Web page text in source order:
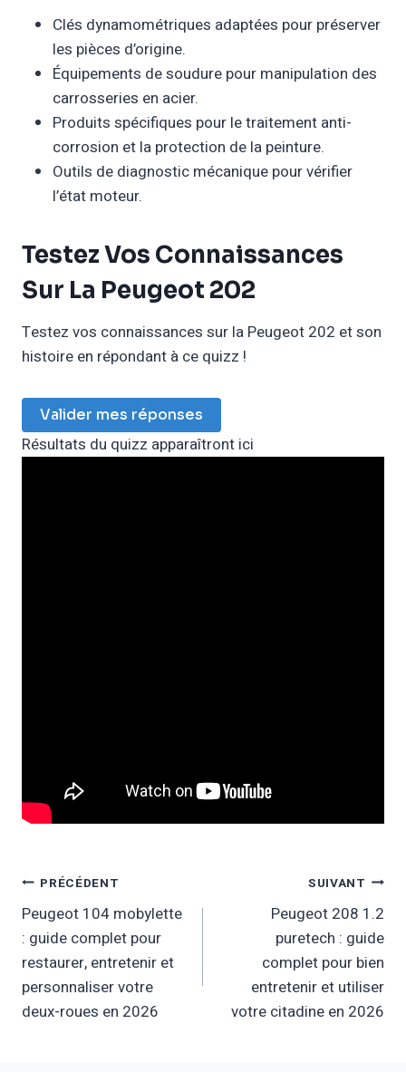
Clés dynamométriques adaptées pour préserver
les pièces d’origine.
Équipements de soudure pour manipulation des
carrosseries en acier.
Produits spécifiques pour le traitement anti-
corrosion et la protection de la peinture.
Outils de diagnostic mécanique pour vérifier
l’état moteur.
Testez Vos Connaissances
Sur La Peugeot 202
Testez vos connaissances sur la Peugeot 202 et son
histoire en répondant à ce quizz !
Valider mes réponses
Résultats du quizz apparaîtront ici
Navigation
De
L’article
PRÉCÉDENT
Peugeot 104 mobylette
: guide complet pour
restaurer, entretenir et
personnaliser votre
deux-roues en 2026
SUIVANT
Peugeot 208 1.2
puretech : guide
complet pour bien
entretenir et utiliser
votre citadine en 2026